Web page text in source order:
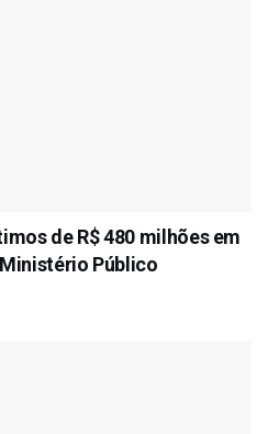
de R$ 480 milhões em
Público